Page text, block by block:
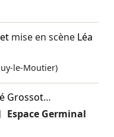
mise en scène Léa
le-Moutier)
Grossot…
Espace Germinal